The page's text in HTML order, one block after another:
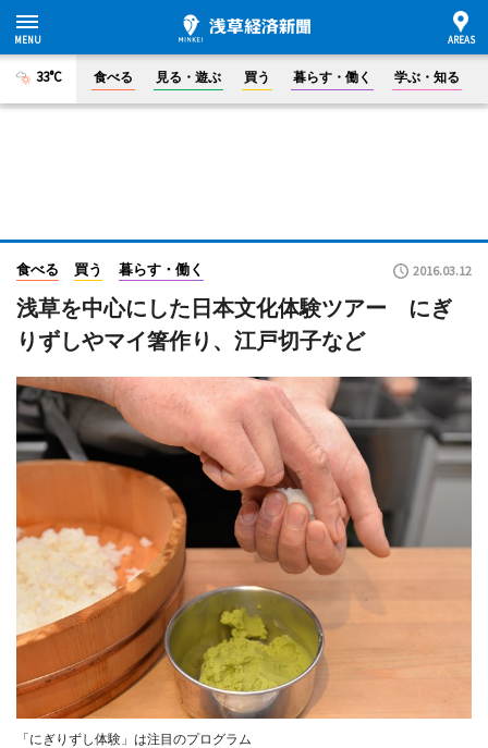
33°C 食べる 見る・遊ぶ 買う 暮らす・働く 学ぶ・知る
食べる 買う 暮らす・働く 2016.03.12
浅草を中心にした日本文化体験ツアー にぎ
りずしやマイ箸作り、江戸切子など
「にぎりずし体験」は注目のプログラム